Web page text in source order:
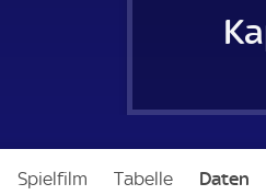
Spielfilm Tabelle Daten